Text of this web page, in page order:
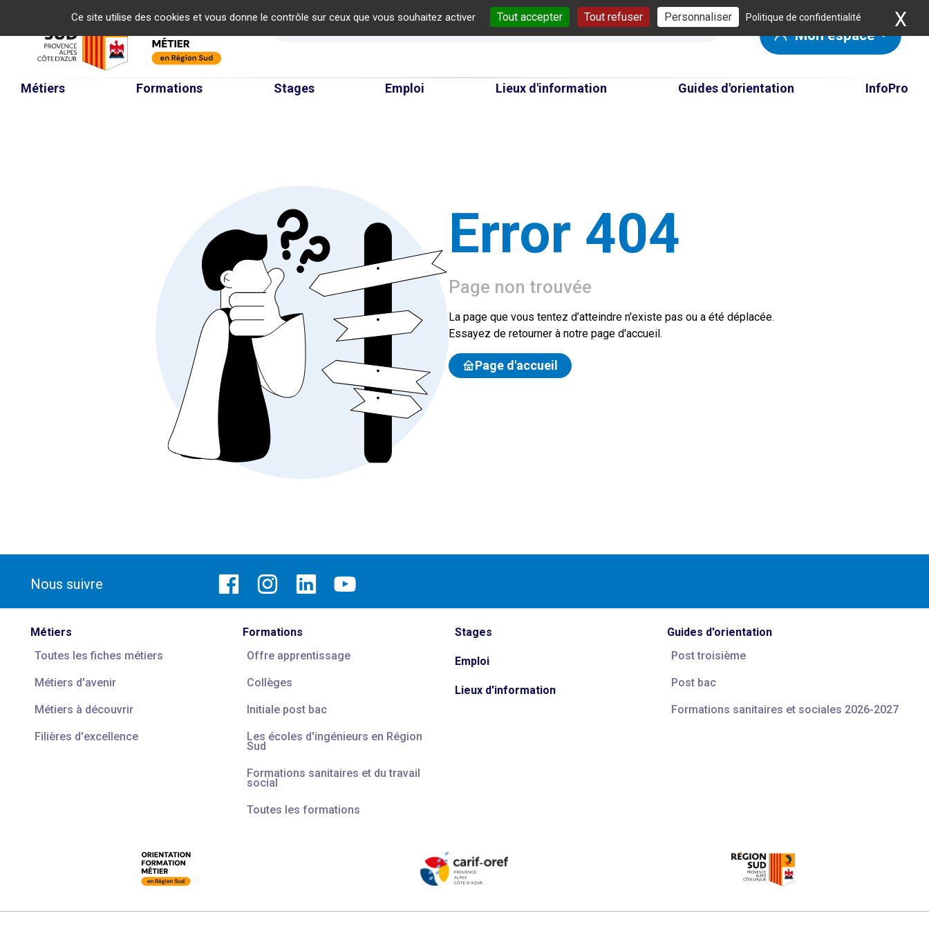
Ce site utilise des cookies et vous donne le contrôle sur ceux que vous souhaitez activer Tout accepter Tout refuser Personnaliser Politique de confidentialité X
Mon espace
Métiers Formations Stages Emploi Lieux d'information Guides d'orientation InfoPro
Error 404
Page non trouvée
La page que vous tentez d’atteindre n'existe pas ou a été déplacée.
Essayez de retourner à notre page d'accueil.
Page d'accueil
Nous suivre
Métiers
Toutes les fiches métiers
Métiers d'avenir
Métiers à découvrir
Filières d'excellence
Formations
Offre apprentissage
Collèges
Initiale post bac
Les écoles d'ingénieurs en Région
Sud
Formations sanitaires et du travail
social
Toutes les formations
Stages
Emploi
Lieux d'information
Guides d'orientation
Post troisième
Post bac
Formations sanitaires et sociales 2026-2027